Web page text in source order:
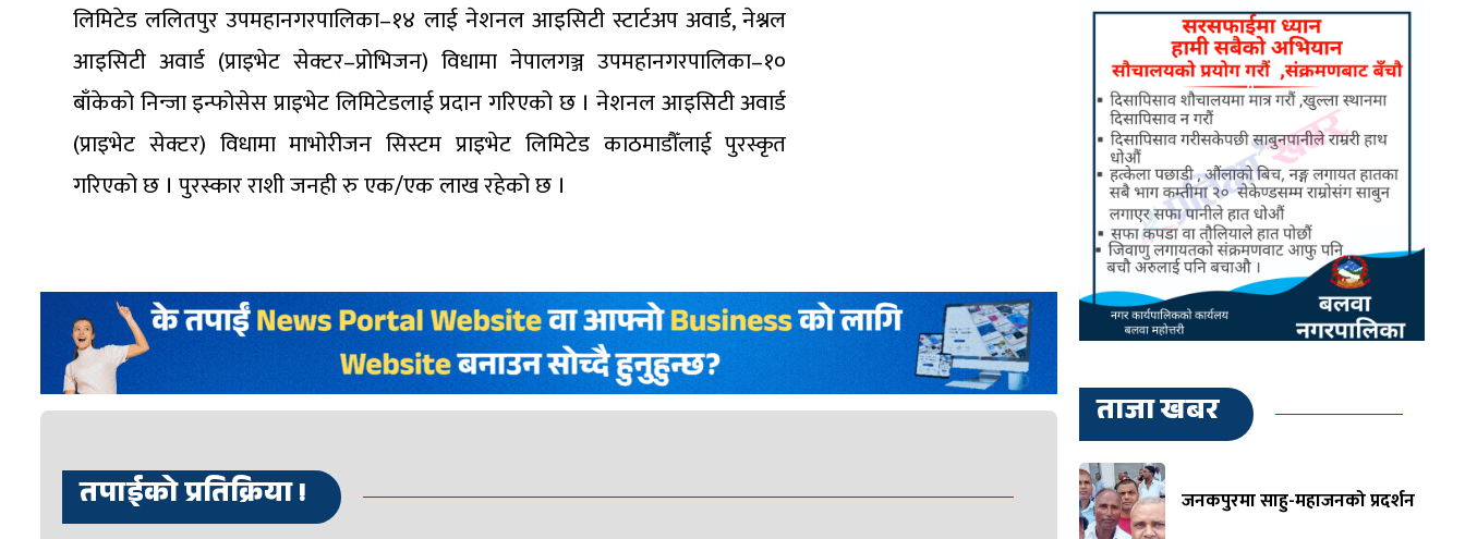
लिमिटेड ललितपुर उपमहानगरपालिका–१४ लाई नेशनल आइसिटी स्टार्टअप अवार्ड, नेश्नल
आइसिटी अवार्ड (प्राइभेट सेक्टर–प्रोभिजन) विधामा नेपालगञ्ज उपमहानगरपालिका–१०
बाँकेको निन्जा इन्फोसेस प्राइभेट लिमिटेडलाई प्रदान गरिएको छ । नेशनल आइसिटी अवार्ड
(प्राइभेट सेक्टर) विधामा माभोरीजन सिस्टम प्राइभेट लिमिटेड काठमाडौँलाई पुरस्कृत
गरिएको छ । पुरस्कार राशी जनही रु एक/एक लाख रहेको छ ।
तपाईको प्रतिक्रिया !
ताजा खबर
जनकपुरमा साहु-महाजनको प्रदर्शन